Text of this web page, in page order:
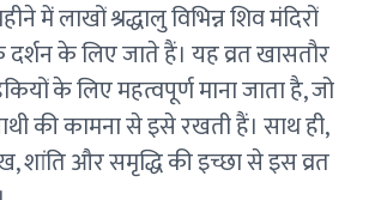
में लाखों श्रद्धालु विभिन्न शिव मंदिरों
दर्शन के लिए जाते हैं। यह व्रत खासतौर
के लिए महत्वपूर्ण माना जाता है, जो
की कामना से इसे रखती हैं। साथ ही,
शांति और समृद्धि की इच्छा से इस व्रत